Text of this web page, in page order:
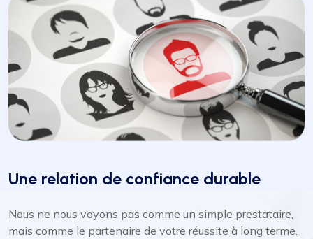
Une relation de confiance durable
Nous ne nous voyons pas comme un simple prestataire,
mais comme le partenaire de votre réussite à long terme.